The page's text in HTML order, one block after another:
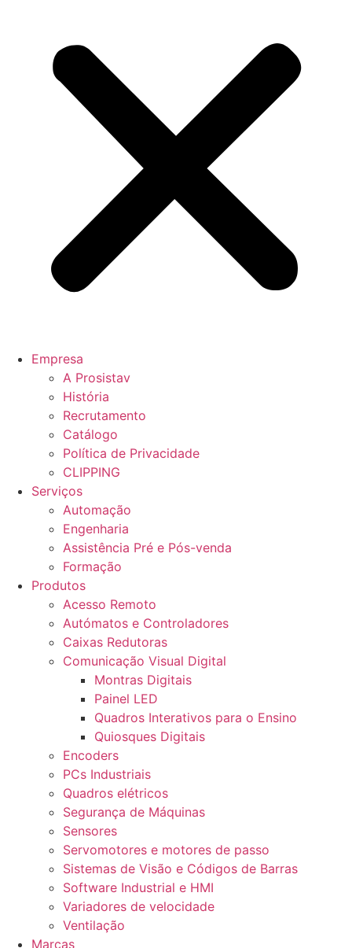
Empresa
A Prosistav
História
Recrutamento
Catálogo
Política de Privacidade
CLIPPING
Serviços
Automação
Engenharia
Assistência Pré e Pós-venda
Formação
Produtos
Acesso Remoto
Autómatos e Controladores
Caixas Redutoras
Comunicação Visual Digital
Montras Digitais
Painel LED
Quadros Interativos para o Ensino
Quiosques Digitais
Encoders
PCs Industriais
Quadros elétricos
Segurança de Máquinas
Sensores
Servomotores e motores de passo
Sistemas de Visão e Códigos de Barras
Software Industrial e HMI
Variadores de velocidade
Ventilação
Marcas